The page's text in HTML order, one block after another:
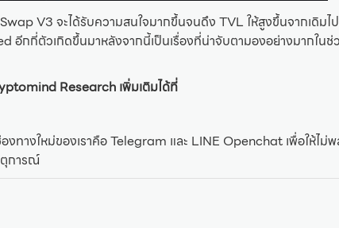
V3 จะได้รับความสนใจมากขึ้นจนดึง TVL ให้สูงขึ้นจากเดิมไป
อีกกี่ตัวเกิดขึ้นมาหลังจากนี้เป็นเรื่องที่น่าจับตามองอย่างมากในช่
Research เพิ่มเติมได้ที่
งทางใหม่ของเราคือ Telegram และ LINE Openchat เพื่อให้ไม่
ตุการณ์